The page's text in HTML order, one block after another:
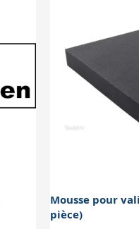
Mousse pour
pièce)